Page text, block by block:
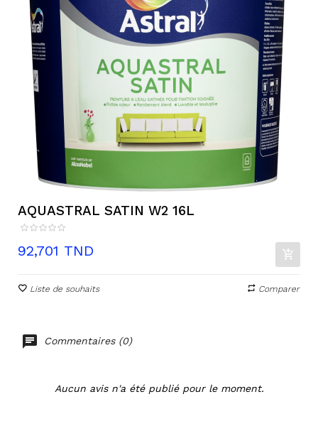
AQUASTRAL SATIN W2 16L
Prix
92,701 TND
Liste de souhaits Comparer
Commentaires (0)
Aucun avis n'a été publié pour le moment.